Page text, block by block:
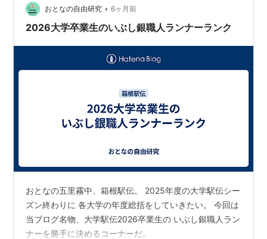
になることから。
活用例：「モーガン・フリーマンってさぁ、―だよね
プロ野球界では現役時代の
や、川相昌弘、宮本
慎也に対して使用される。
おとなの自由研究 • 6ヶ月前
2026大学卒業生のいぶし銀職人ランナーランク
おとなの五里霧中、箱根駅伝。 2025年度の大学駅伝シー
ズン終わりに 各大学の年度総括をしていきたい。 今回は
当ブログ名物、大学駅伝2026卒業生の いぶし銀職人ラン
ナーを勝手に決めるコーナーだ。